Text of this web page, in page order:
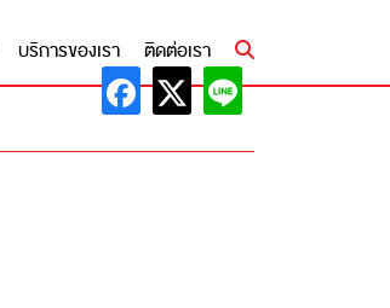
บริการของเรา ติดต่อเรา